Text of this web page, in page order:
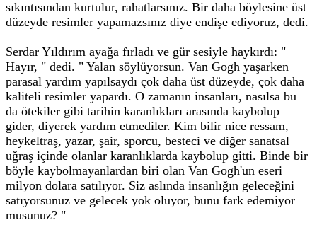
sıkıntısından kurtulur, rahatlarsınız. Bir daha böylesine üst
düzeyde resimler yapamazsınız diye endişe ediyoruz, dedi.
Serdar Yıldırım ayağa fırladı ve gür sesiyle haykırdı: "
Hayır, " dedi. " Yalan söylüyorsun. Van Gogh yaşarken
parasal yardım yapılsaydı çok daha üst düzeyde, çok daha
kaliteli resimler yapardı. O zamanın insanları, nasılsa bu
da ötekiler gibi tarihin karanlıkları arasında kaybolup
gider, diyerek yardım etmediler. Kim bilir nice ressam,
heykeltraş, yazar, şair, sporcu, besteci ve diğer sanatsal
uğraş içinde olanlar karanlıklarda kaybolup gitti. Binde bir
böyle kaybolmayanlardan biri olan Van Gogh'un eseri
milyon dolara satılıyor. Siz aslında insanlığın geleceğini
satıyorsunuz ve gelecek yok oluyor, bunu fark edemiyor
musunuz? "